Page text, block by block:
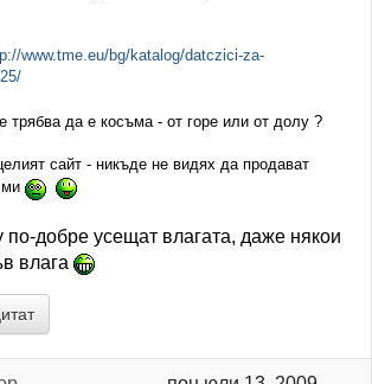
www.tme.eu/bg/katalog/datczici-za-
да е косъма - от горе или от долу ?
сайт - никъде не видях да продават
по-добре усещат влагата, даже някои
влага